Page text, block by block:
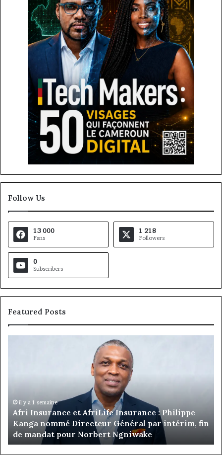
Follow Us
13 000
Fans
1 218
Followers
0
Subscribers
Featured Posts
Philippe
Kanga
nommé
Directeur
Général
par
il y a 1 semaine
Afri Insurance et AfriLife Insurance : Philippe
Kanga nommé Directeur Général par intérim, fin
de mandat pour Norbert Ngniwake